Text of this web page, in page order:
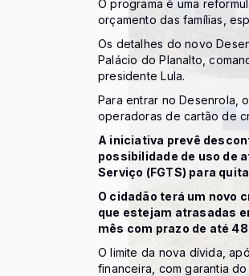
O programa é uma
orçamento das famílias,
Os detalhes do novo
Palácio do Planalto,
presidente Lula.
Para entrar no Desenrola,
operadoras de cartão de
A iniciativa prevê
possibilidade de uso de
Serviço (FGTS) para
O cidadão terá um novo
que estejam atrasadas
mês com prazo de até
O limite da nova dívida,
financeira, com garantia